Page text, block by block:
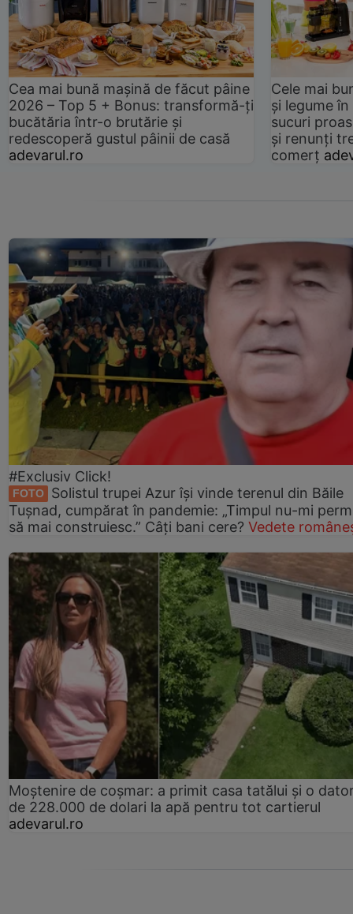
Cea mai bună mașină de făcut pâine
2026 – Top 5 + Bonus: transformă-ți
bucătăria într-o brutărie și
redescoperă gustul pâinii de casă
adevarul.ro
Cele mai
și legume
sucuri
și renunți
comerț
#Exclusiv Click!
FOTO
Solistul trupei Azur își vinde terenul din Băile
Tușnad, cumpărat în pandemie: „Timpul nu-mi
să mai construiesc.” Câți bani cere? Vedete
Moștenire de coșmar: a primit casa tatălui și o
de 228.000 de dolari la apă pentru tot cartierul
adevarul.ro